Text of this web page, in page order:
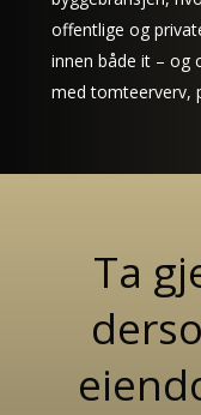
offentlige og
innen både it – og
med tomteerverv,
Ta